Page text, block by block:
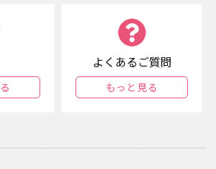
よくあるご質問
もっと見る